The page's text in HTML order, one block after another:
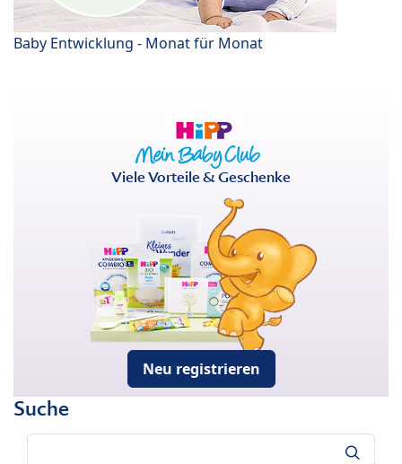
Baby Entwicklung - Monat für Monat
Viele Vorteile & Geschenke
Neu registrieren
Suche